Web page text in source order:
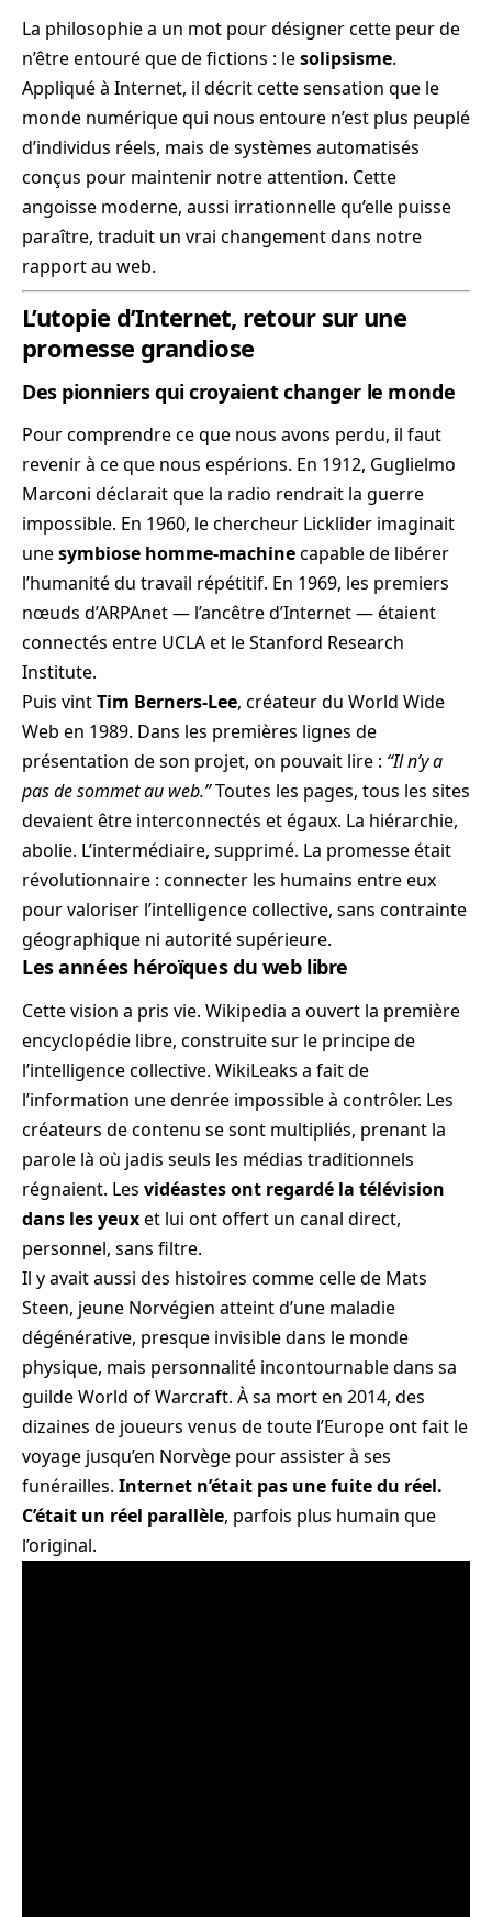
La philosophie a un mot pour désigner cette peur de
n’être entouré que de fictions : lesolipsisme.
Appliqué à Internet, il décrit cette sensation que le
monde numérique qui nous entoure n’est plus peuplé
d’individus réels, mais de systèmes automatisés
conçus pour maintenir notre attention. Cette
angoisse moderne, aussi irrationnelle qu’elle puisse
paraître, traduit un vrai changement dans notre
rapport au web.
L’utopie d’Internet, retour sur une
promesse grandiose
Des pionniers qui croyaient changer le monde
Pour comprendre ce que nous avons perdu, il faut
revenir à ce que nous espérions. En 1912, Guglielmo
Marconi déclarait que la radio rendrait la guerre
impossible. En 1960, le chercheur Licklider imaginait
unesymbiose homme-machinecapable de libérer
l’humanité du travail répétitif. En 1969, les premiers
nœuds d’ARPAnet — l’ancêtre d’Internet — étaient
connectés entre UCLA et le Stanford Research
Institute.
Puis vintTim Berners-Lee, créateur du World Wide
Web en 1989. Dans les premières lignes de
présentation de son projet, on pouvait lire : “Il n’y a
pas de sommet au web.”Toutes les pages, tous les sites
devaient être interconnectés et égaux. La hiérarchie,
abolie. L’intermédiaire, supprimé. La promesse était
révolutionnaire : connecter les humains entre eux
pour valoriser l’intelligence collective, sans contrainte
géographique ni autorité supérieure.
Les années héroïques du web libre
Cette vision a pris vie. Wikipedia a ouvert la première
encyclopédie libre, construite sur le principe de
l’intelligence collective. WikiLeaks a fait de
l’information une denrée impossible à contrôler. Les
créateurs de contenu se sont multipliés, prenant la
parole là où jadis seuls les médias traditionnels
régnaient. Les vidéastes ont regardé la télévision
dans les yeuxet lui ont offert un canal direct,
personnel, sans filtre.
Il y avait aussi des histoires comme celle de Mats
Steen, jeune Norvégien atteint d’une maladie
dégénérative, presque invisible dans le monde
physique, mais personnalité incontournable dans sa
guilde World of Warcraft. À sa mort en 2014, des
dizaines de joueurs venus de toute l’Europe ont fait le
voyage jusqu’en Norvège pour assister à ses
funérailles. Internet n’était pas une fuite du réel.
C’était un réel parallèle, parfois plus humain que
l’original.